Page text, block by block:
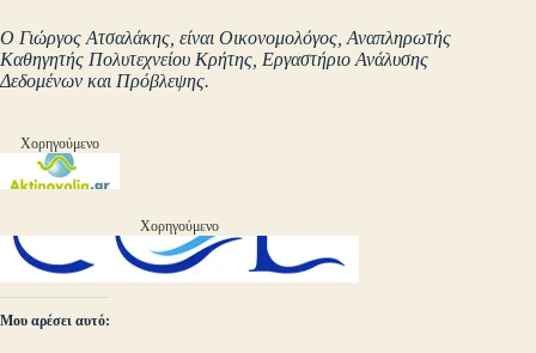
Ο Γιώργος Ατσαλάκης, είναι Οικονομολόγος, Αναπληρωτής
Καθηγητής Πολυτεχνείου Κρήτης, Εργαστήριο Ανάλυσης
Δεδομένων και Πρόβλεψης.
Χορηγούμενο
Χορηγούμενο
Μου αρέσει αυτό: